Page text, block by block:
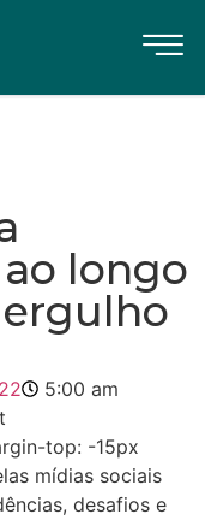
longo
5:00 am
top: -15px
mídias sociais
desafios e